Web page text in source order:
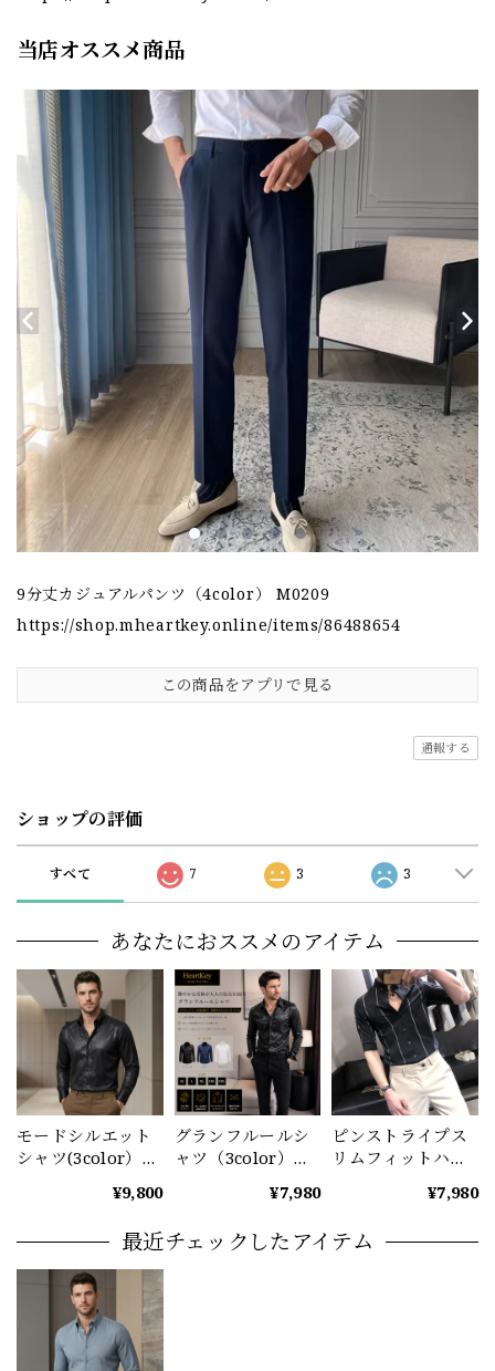
当店オススメ商品
9分丈カジュアルパンツ（4color） M0209
https://shop.mheartkey.online/items/86488654
この商品をアプリで見る
通報する
ショップの評価
すべて 7 3 3
あなたにおススメのアイテム
モードシルエット
シャツ(3color）
¥9,800
グランフルールシ
ャツ（3color）
¥7,980
ピンストライプス
リムフィットハー
¥7,980
最近チェックしたアイテム